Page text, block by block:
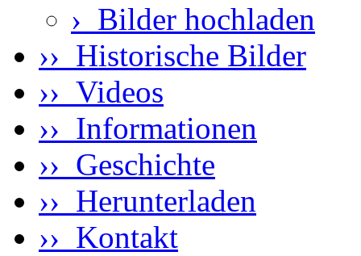
› Bilder hochladen
›› Historische Bilder
›› Videos
›› Informationen
›› Geschichte
›› Herunterladen
›› Kontakt